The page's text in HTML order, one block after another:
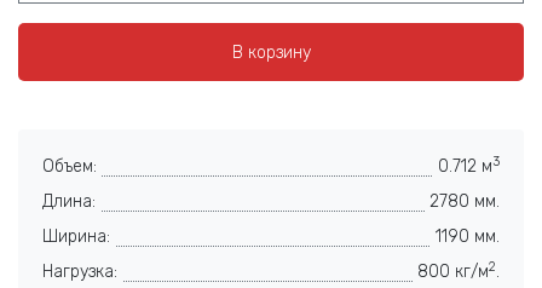
В корзину
Объем: 0.712 м3
Длина:
2780 мм.
Ширина:
1190 мм.
Нагрузка:
800 кг/м2.